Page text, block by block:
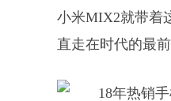
小米MIX2就带着
直走在时代的最